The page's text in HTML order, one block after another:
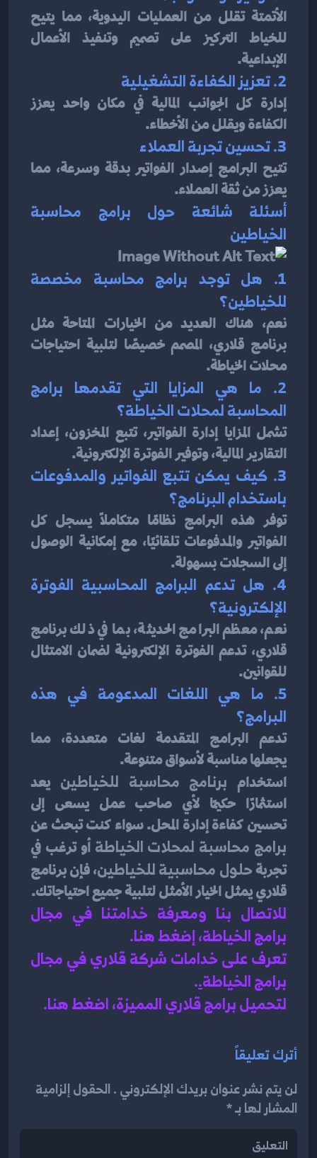
الإبداعية.
2. تعزيز الكفاءة التشغيلية
إدارة كل الجوانب المالية في مكان واحد يعزز
الكفاءة ويقلل من الأخطاء.
3. تحسين تجربة العملاء
يعزز من ثقة العملاء.
الخياطين
للخياطين؟
محلات الخياطة.
المحاسبة لمحلات الخياطة؟
التقارير المالية، وتوفير الفوترة الإلكترونية.
باستخدام البرنامج؟
إلى السجلات بسهولة.
الإلكترونية؟
للقوانين.
البرامج؟
يجعلها مناسبة لأسواق متنوعة.
استخدام برنامج محاسبة للخياطين
تحسين كفاءة إدارة المحل. سواء كنت تبحث عن
برامج محاسبة لمحلات الخياطة
تجربة حلول محاسبية للخياطين
قلاري يمثل الخيار الأمثل لتلبية جميع احتياجاتك.
برامج الخياطة، إضغط هنا.
برامج الخياطة.
.
لتحميل برامج قلاري المميزة، اضغط هنا.
أترك تعليقاً
لن يتم نشر عنوان بريدك الإلكتروني . الحقول إلزامية
المشار لها بـ *